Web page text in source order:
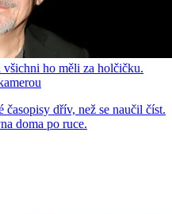
všichni ho měli za holčičku.
dřív, než se naučil číst.
doma po ruce.